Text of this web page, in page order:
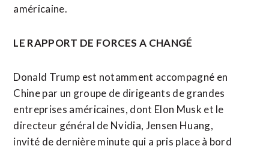
américaine.
LE RAPPORT DE FORCES A CHANGÉ
Donald Trump est notamment accompagné en
Chine par un groupe de dirigeants de grandes
entreprises américaines, dont Elon Musk et le
directeur général de Nvidia, Jensen Huang,
invité de dernière minute qui a pris place à bord